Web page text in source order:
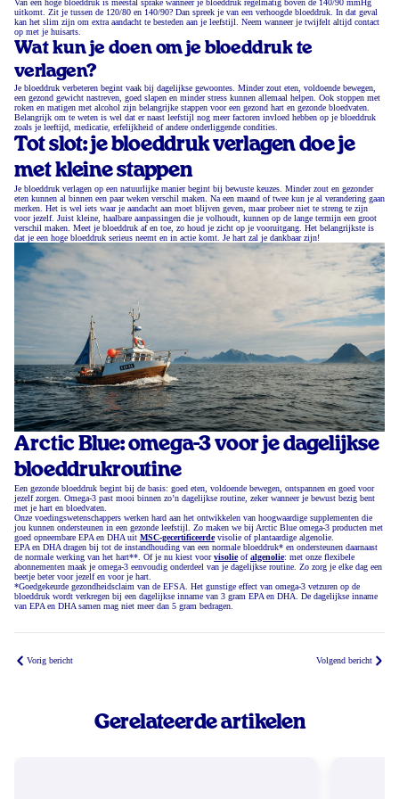
Van een hoge bloeddruk is meestal sprake wanneer je bloeddruk regelmatig boven de 140/90 mmHg
uitkomt. Zit je tussen de 120/80 en 140/90? Dan spreek je van een verhoogde bloeddruk. In dat geval
kan het slim zijn om extra aandacht te besteden aan je leefstijl. Neem wanneer je twijfelt altijd contact
op met je huisarts.
Wat kun je doen om je bloeddruk te
verlagen?
Je bloeddruk verbeteren begint vaak bij dagelijkse gewoontes. Minder zout eten, voldoende bewegen,
een gezond gewicht nastreven, goed slapen en minder stress kunnen allemaal helpen. Ook stoppen met
roken en matigen met alcohol zijn belangrijke stappen voor een gezond hart en gezonde bloedvaten.
Belangrijk om te weten is wel dat er naast leefstijl nog meer factoren invloed hebben op je bloeddruk
zoals je leeftijd, medicatie, erfelijkheid of andere onderliggende condities.
Tot slot: je bloeddruk verlagen doe je
met kleine stappen
Je bloeddruk verlagen op een natuurlijke manier begint bij bewuste keuzes. Minder zout en gezonder
eten kunnen al binnen een paar weken verschil maken. Na een maand of twee kun je al verandering gaan
merken. Het is wel iets waar je aandacht aan moet blijven geven, maar probeer niet te streng te zijn
voor jezelf. Juist kleine, haalbare aanpassingen die je volhoudt, kunnen op de lange termijn een groot
verschil maken. Meet je bloeddruk af en toe, zo houd je zicht op je vooruitgang. Het belangrijkste is
dat je een hoge bloeddruk serieus neemt en in actie komt. Je hart zal je dankbaar zijn!
Arctic Blue: omega-3 voor je dagelijkse
bloeddrukroutine
Een gezonde bloeddruk begint bij de basis: goed eten, voldoende bewegen, ontspannen en goed voor
jezelf zorgen. Omega-3 past mooi binnen zo’n dagelijkse routine, zeker wanneer je bewust bezig bent
met je hart en bloedvaten.
Onze voedingswetenschappers werken hard aan het ontwikkelen van hoogwaardige supplementen die
jou kunnen ondersteunen in een gezonde leefstijl. Zo maken we bij Arctic Blue omega-3 producten met
goed opneembare EPA en DHA uit MSC-gecertificeerdevisolie of plantaardige algenolie.
EPA en DHA dragen bij tot de instandhouding van een normale bloeddruk* en ondersteunen daarnaast
de normale werking van het hart**. Of je nu kiest voorvisolie of algenolie: met onze flexibele
abonnementen maak je omega-3 eenvoudig onderdeel van je dagelijkse routine. Zo zorg je elke dag een
beetje beter voor jezelf en voor je hart.
*Goedgekeurde gezondheidsclaim van de EFSA. Het gunstige effect van omega-3 vetzuren op de
bloeddruk wordt verkregen bij een dagelijkse inname van 3 gram EPA en DHA. De dagelijkse inname
van EPA en DHA samen mag niet meer dan 5 gram bedragen.
Vorig bericht Volgend bericht
Gerelateerde artikelen